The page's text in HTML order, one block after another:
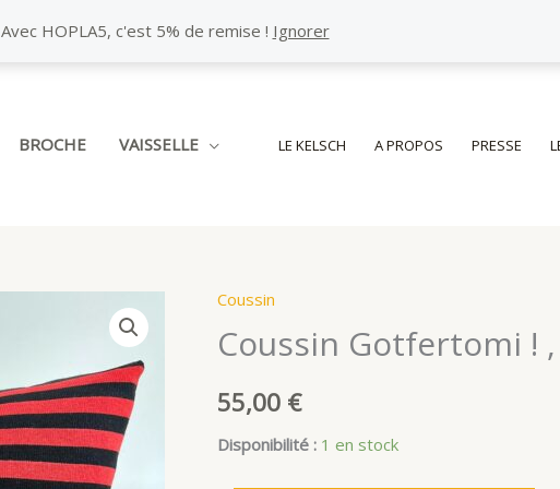
Avec HOPLA5, c'est 5% de remise ! Ignorer
BROCHE VAISSELLE LE KELSCH A PROPOS PRESSE
Coussin
Coussin Gotfertomi !
55,00 €
Disponibilité : 1 en stock